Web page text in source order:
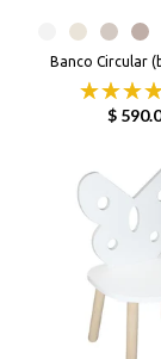
Banco Circular
$